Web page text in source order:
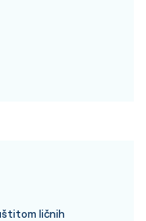
ličnih